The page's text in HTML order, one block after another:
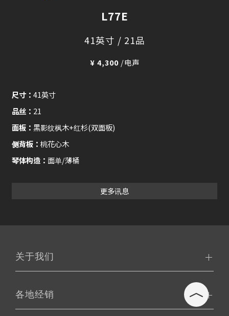
L77E
41英寸 / 21品
¥ 4,300/电声
尺寸：41英寸
品丝： 21
面板：黑影纹枫木+红杉(双面板)
侧背板：桃花心木
琴体构造： 面单/薄桶
更多讯息
关于我们
各地经销